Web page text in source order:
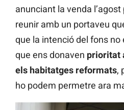
anunciant la venda l’agost
reunir amb un portaveu
que la intenció del fons no
que ens donaven prioritat
els habitatges reformats,
ho podem permetre ara